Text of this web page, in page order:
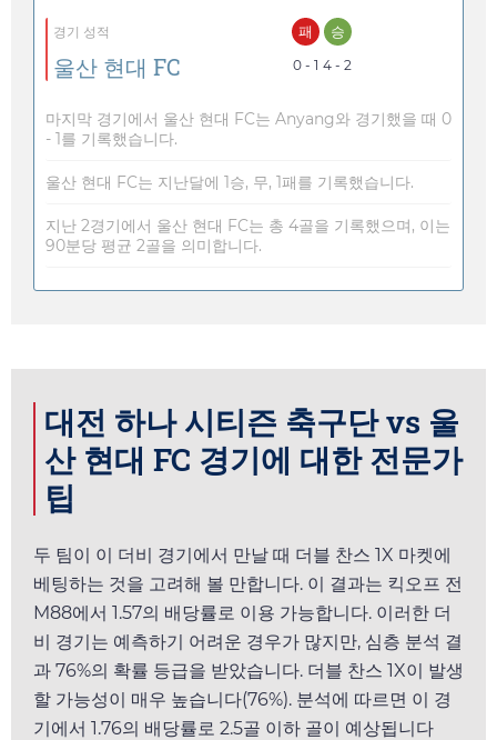
경기 성적
울산 현대 FC
패
0 - 1
승
4 - 2
마지막 경기에서 울산 현대 FC는 Anyang와 경기했을 때 0
- 1를 기록했습니다.
울산 현대 FC는 지난달에 1승, 무, 1패를 기록했습니다.
지난 2경기에서 울산 현대 FC는 총 4골을 기록했으며, 이는
90분당 평균 2골을 의미합니다.
대전 하나 시티즌 축구단 vs 울
산 현대 FC 경기에 대한 전문가
팁
두 팀이 이 더비 경기에서 만날 때 더블 찬스 1X 마켓에
베팅하는 것을 고려해 볼 만합니다. 이 결과는 킥오프 전
M88에서 1.57의 배당률로 이용 가능합니다. 이러한 더
비 경기는 예측하기 어려운 경우가 많지만, 심층 분석 결
과 76%의 확률 등급을 받았습니다. 더블 찬스 1X이 발생
할 가능성이 매우 높습니다(76%). 분석에 따르면 이 경
기에서 1.76의 배당률로 2.5골 이하 골이 예상됩니다